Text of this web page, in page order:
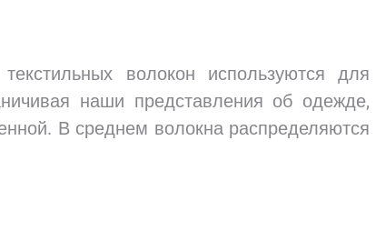
волокон используются для
наши представления об одежде,
В среднем волокна распределяются